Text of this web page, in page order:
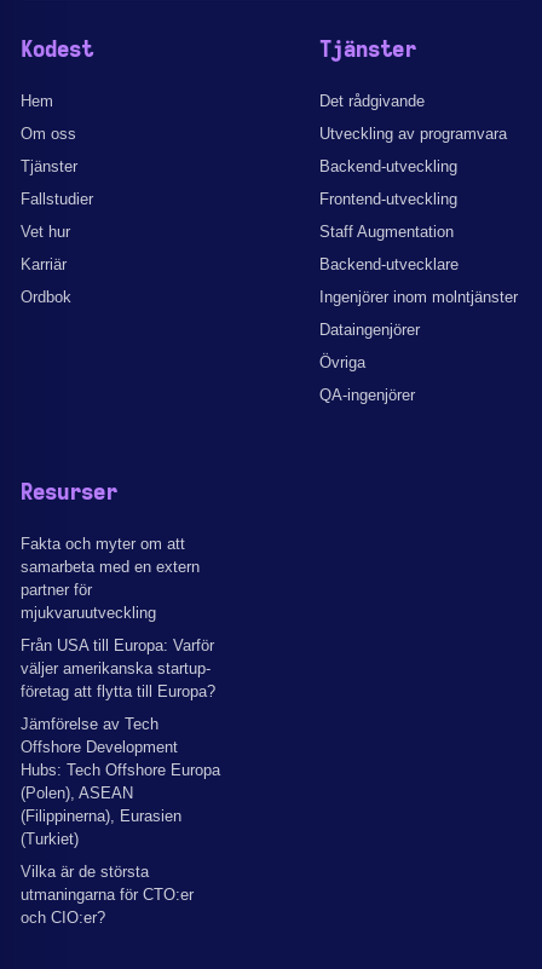
Kodest
Hem
Om oss
Tjänster
Fallstudier
Vet hur
Karriär
Ordbok
Tjänster
Det rådgivande
Utveckling av programvara
Backend-utveckling
Frontend-utveckling
Staff Augmentation
Backend-utvecklare
Ingenjörer inom molntjänster
Dataingenjörer
Övriga
QA-ingenjörer
Resurser
Fakta och myter om att
samarbeta med en extern
partner för
mjukvaruutveckling
Från USA till Europa: Varför
väljer amerikanska startup-
företag att flytta till Europa?
Jämförelse av Tech
Offshore Development
Hubs: Tech Offshore Europa
(Polen), ASEAN
(Filippinerna), Eurasien
(Turkiet)
Vilka är de största
utmaningarna för CTO:er
och CIO:er?